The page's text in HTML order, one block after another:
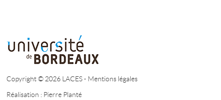
Copyright © 2026 LACES - Mentions légales
Réalisation : Pierre Planté